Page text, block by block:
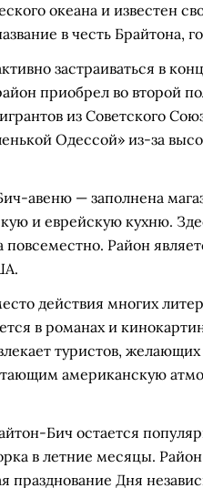
океана и известен
в честь Брайтона,
застраиваться в
приобрел во второй
из Советского
Одессой» из-за
авеню — заполнена
и еврейскую кухню.
повсеместно. Район
действия многих
в романах и
туристов,
американскую
Бич остается
в летние месяцы.
Дня